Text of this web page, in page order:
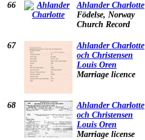
66
Ahlander Charlotte
Födelse, Norway
Church Record
67
Ahlander Charlotte
och Christensen
Louis Oren
Marriage licence
68
Ahlander Charlotte
och Christensen
Louis Oren
Marriage license